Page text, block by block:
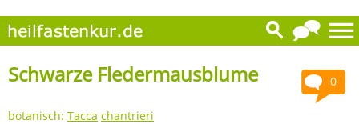
0
Schwarze Fledermausblume
botanisch: Tacca chantrieri